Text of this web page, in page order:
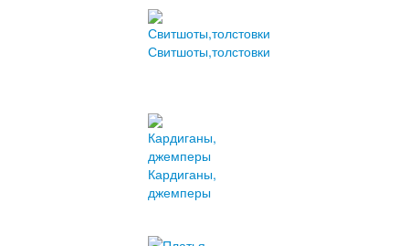
Свитшоты,толстовки
Кардиганы,
джемперы